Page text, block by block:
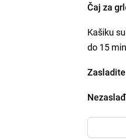
Čaj za
Kašiku
do 15